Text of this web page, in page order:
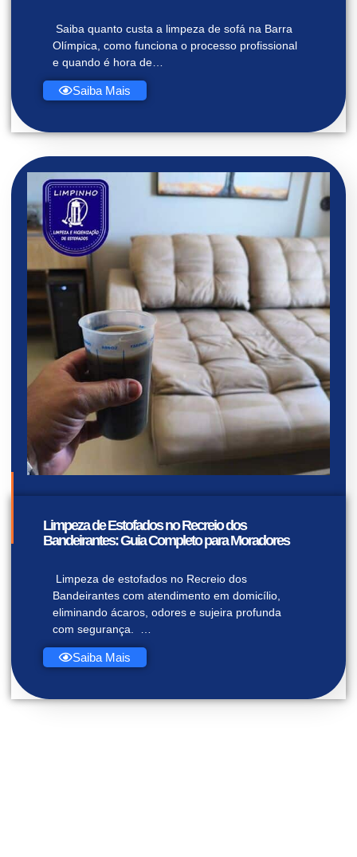
Saiba quanto custa a limpeza de sofá na Barra
Olímpica, como funciona o processo profissional
e quando é hora de…
Saiba Mais
Limpeza de Estofados no Recreio dos
Bandeirantes: Guia Completo para Moradores
Limpeza de estofados no Recreio dos
Bandeirantes com atendimento em domicílio,
eliminando ácaros, odores e sujeira profunda
com segurança. …
Saiba Mais